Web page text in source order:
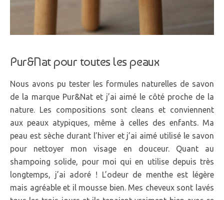
Pur&Nat pour toutes les peaux
Nous avons pu tester les formules naturelles de savon
de la marque Pur&Nat et j’ai aimé le côté proche de la
nature. Les compositions sont cleans et conviennent
aux peaux atypiques, même à celles des enfants. Ma
peau est sèche durant l’hiver et j’ai aimé utilisé le savon
pour nettoyer mon visage en douceur. Quant au
shampoing solide, pour moi qui en utilise depuis très
longtemps, j’ai adoré ! L’odeur de menthe est légère
mais agréable et il mousse bien. Mes cheveux sont lavés